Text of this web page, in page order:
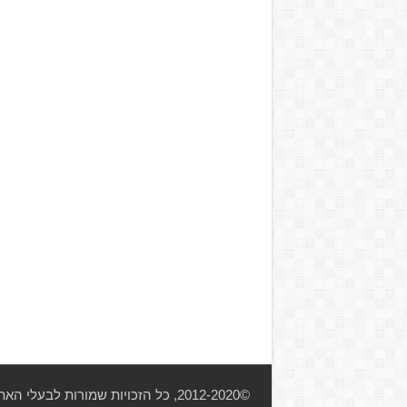
©2012-2020, כל הזכויות שמורות לבעלי האתר